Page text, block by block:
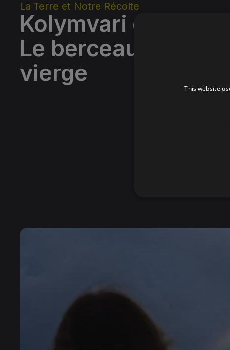
La Terre et Notre Récolte
Kolymvari de Crète :
Le berceau de
vierge
This website